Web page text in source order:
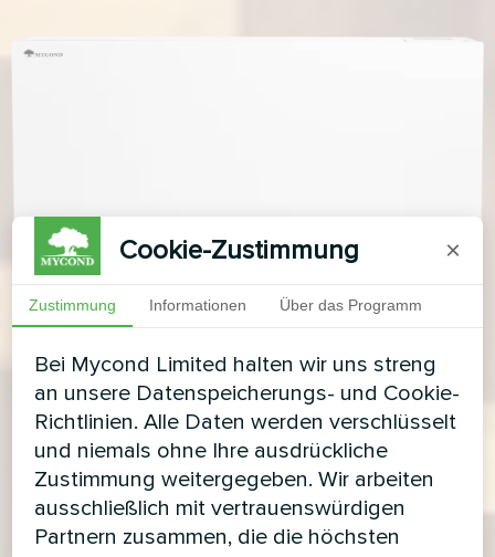
Cookie-Zustimmung ×
Zustimmung Informationen Über das Programm
Bei Mycond Limited halten wir uns streng
an unsere Datenspeicherungs- und Cookie-
Richtlinien. Alle Daten werden verschlüsselt
und niemals ohne Ihre ausdrückliche
Zustimmung weitergegeben. Wir arbeiten
ausschließlich mit vertrauenswürdigen
Partnern zusammen, die die höchsten